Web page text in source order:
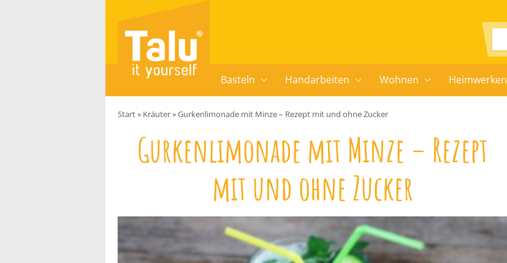
Basteln Handarbeiten Wohnen Heimwerken
Start» Kräuter»Gurkenlimonade mit Minze – Rezept mit und ohne Zucker
Gurkenlimonade mit Minze – Rezept
mit und ohne Zucker